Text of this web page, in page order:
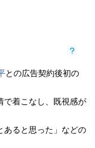
との広告契約後初の
で着こなし、既視感が
あると思った」などの